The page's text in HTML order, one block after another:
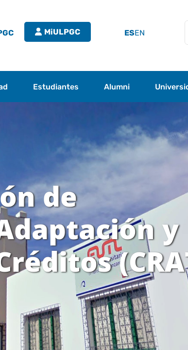
MiULPGC EN
ES
Estudiantes Alumni
de
y